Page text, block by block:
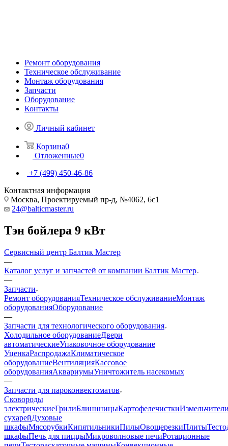
Ремонт оборудования
Техническое обслуживание
Монтаж оборудования
Запчасти
Оборудование
Контакты
Личный кабинет
Корзина0
Отложенные0
+7 (499) 450-46-86
Контактная информация
Москва, Проектируемый пр-д, №4062, 6с1
24@balticmaster.ru
Тэн бойлера 9 кВт
Сервисный центр Балтик Мастер
—
Каталог услуг и запчастей от компании Балтик Мастер
—
Запчасти
Ремонт оборудованияТехническое обслуживаниеМонтаж
оборудованияОборудование
—
Запчасти для технологического оборудования
Холодильное оборудованиеДвери
автоматическиеУпаковочное оборудование
УценкаРаспродажаКлиматическое
оборудованиеВентиляцияКассовое
оборудованияАквариумыУничтожитель насекомых
—
Запчасти для пароконвектоматов
Cковороды
электрическиеГрилиБлиннницыКартофелечистки
сухарейДуховые
шкафыМясорубкиКипятильникиПилыОвощерезкиПлиты
шкафыПечь для пиццыМикроволновые печиРотационные